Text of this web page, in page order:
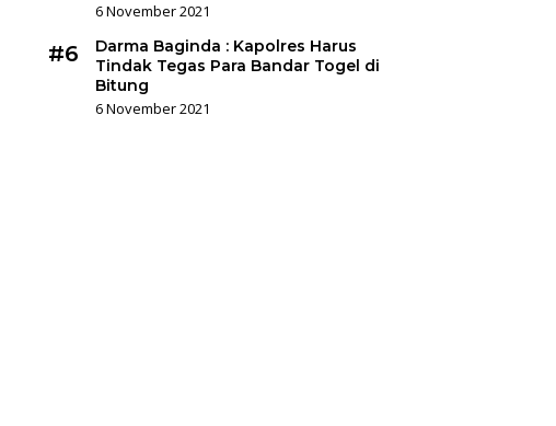
6 November 2021
#6
Darma Baginda : Kapolres Harus
Tindak Tegas Para Bandar Togel di
Bitung
6 November 2021